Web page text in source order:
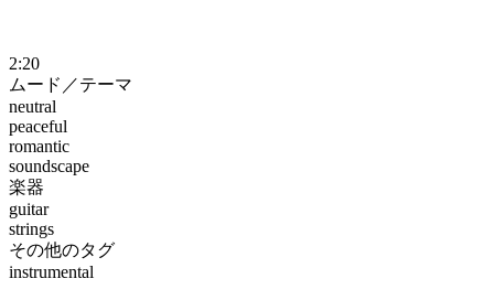
2:20
ムード／テーマ
neutral
peaceful
romantic
soundscape
楽器
guitar
strings
その他のタグ
instrumental